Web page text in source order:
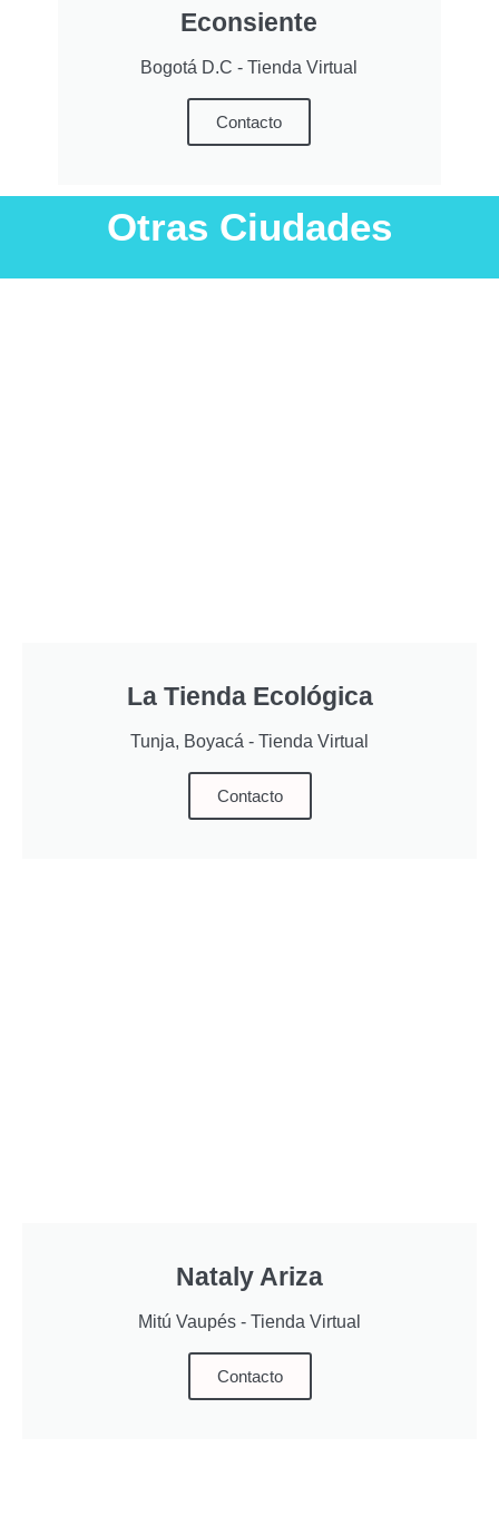
Econsiente
Bogotá D.C - Tienda Virtual
Contacto
Otras Ciudades
La Tienda Ecológica
Tunja, Boyacá - Tienda Virtual
Contacto
Nataly Ariza
Mitú Vaupés - Tienda Virtual
Contacto